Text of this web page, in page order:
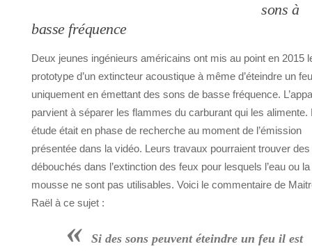
sons à
basse fréquence
Deux jeunes ingénieurs américains ont mis au point en 2015
prototype d’un extincteur acoustique à même d’éteindre un feu
uniquement en émettant des sons de basse fréquence.
parvient à séparer les flammes du carburant qui les alimente.
étude était en phase de recherche au moment de l’émission
présentée dans la vidéo. Leurs travaux pourraient trouver des
débouchés dans l’extinction des feux pour lesquels l’eau ou la
mousse ne sont pas utilisables. Voici le commentaire de
Raël à ce sujet :
«
Si des sons peuvent éteindre un feu il est